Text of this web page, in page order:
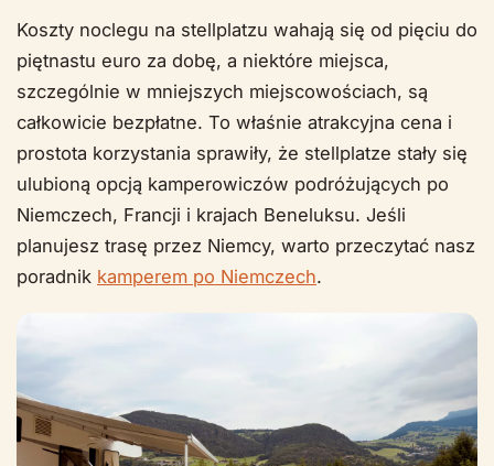
Koszty noclegu na stellplatzu wahają się od pięciu do
piętnastu euro za dobę, a niektóre miejsca,
szczególnie w mniejszych miejscowościach, są
całkowicie bezpłatne. To właśnie atrakcyjna cena i
prostota korzystania sprawiły, że stellplatze stały się
ulubioną opcją kamperowiczów podróżujących po
Niemczech, Francji i krajach Beneluksu. Jeśli
planujesz trasę przez Niemcy, warto przeczytać nasz
poradnik kamperem po Niemczech.